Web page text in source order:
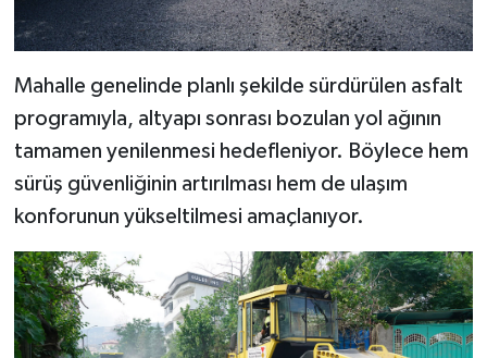
Mahalle genelinde planlı şekilde sürdürülen asfalt
programıyla, altyapı sonrası bozulan yol ağının
tamamen yenilenmesi hedefleniyor. Böylece hem
sürüş güvenliğinin artırılması hem de ulaşım
konforunun yükseltilmesi amaçlanıyor.
BİLİM TEKNOLOJİ
ASAYİŞ
SEÇİM 2015
ÇEVRE
YARIŞMALAR
TANITIM